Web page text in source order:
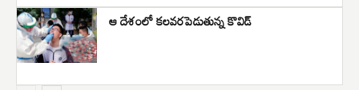
ఆ దేశంలో కలవరపెడుతున్న కొవిడ్